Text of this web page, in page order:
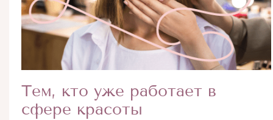
Тем, кто уже работает в
сфере красоты